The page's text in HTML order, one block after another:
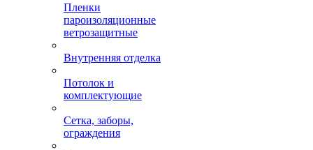
Пленки
пароизоляционные
ветрозащитные
Внутренняя отделка
Потолок и
комплектующие
Сетка, заборы,
ограждения